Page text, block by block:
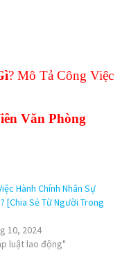
? Mô Tả Công Việc
Văn Phòng
Hành Chính Nhân Sự
[Chia Sẻ Từ Người Trong
10, 2024
luật lao động"